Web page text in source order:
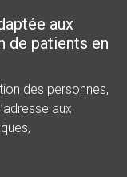
aux
de patients en
des personnes,
aux